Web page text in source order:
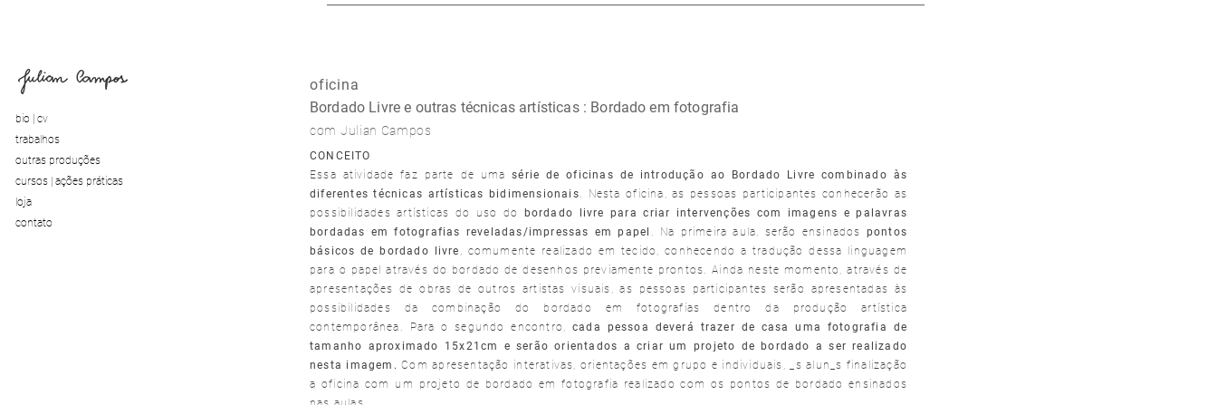
bio | cv
trabalhos
outras produções
cursos | ações práticas
loja
contato
oficina
Bordado Livre e outras técnicas artísticas : Bordado em fotografia
com Julian Campos
CONCEITO
Essa atividade faz parte de uma série de oficinas de introdução ao Bordado Livre combinado às
diferentes técnicas artísticas bidimensionais. Nesta oficina, as pessoas participantes conhecerão as
possibilidades artísticas do uso do
bordado livre para criar intervenções com imagens e palavras
bordadas em fotografias reveladas/impressas em papel . Na primeira aula, serão ensinados pontos
básicos de bordado livre , comumente realizado em tecido, conhecendo a tradução dessa linguagem
para o papel através do bordado de desenhos previamente prontos. Ainda neste momento, através de
apresentações de obras de outros artistas visuais, as pessoas participantes serão apresentadas às
possibilidades da combinação do bordado em fotografias dentro da produção artística
contemporânea. Para o segundo encontro, cada pessoa deverá trazer de casa uma fotografia de
tamanho aproximado 15x21cm e serão orientados a criar um projeto de bordado a ser realizado
nesta imagem.Com apresentação interativas, orientações em grupo e individuais, _s alun_s finalização
a oficina com um projeto de bordado em fotografia realizado com os pontos de bordado ensinados